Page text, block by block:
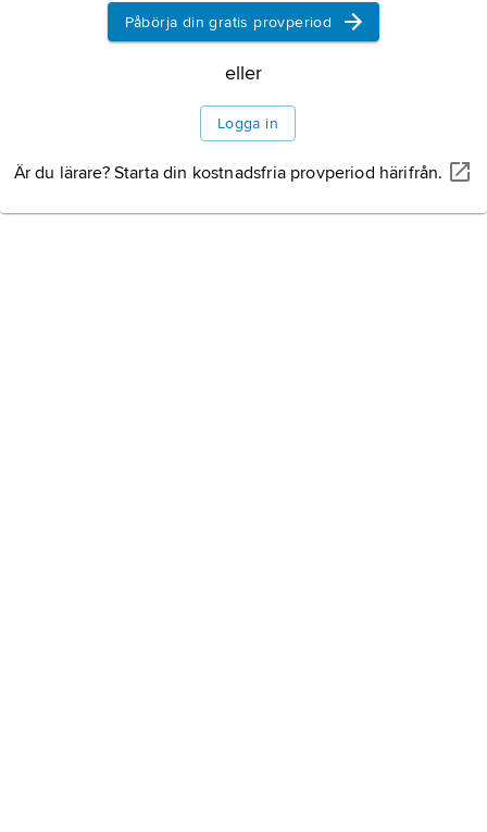
Information om artikeln
Påbörja din gratis provperiod
eller
Logga in
Är du lärare? Starta din kostnadsfria provperiod härifrån.